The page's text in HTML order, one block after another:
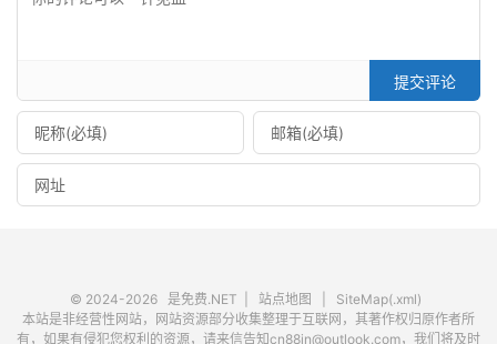
提交评论
© 2024-2026 是免费.NET 站点地图
SiteMap(.xml)
本站是非经营性网站，网站资源部分收集整理于互联网，其著作权归原作者所
有，如果有侵犯您权利的资源，请来信告知cn88in@outlook.com，我们将及时